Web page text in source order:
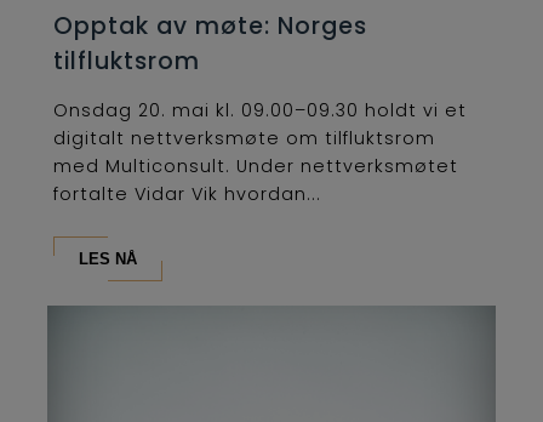
Opptak av møte: Norges
tilfluktsrom
Onsdag 20. mai kl. 09.00–09.30 holdt vi et
digitalt nettverksmøte om tilfluktsrom
med Multiconsult. Under nettverksmøtet
fortalte Vidar Vik hvordan...
LES NÅ